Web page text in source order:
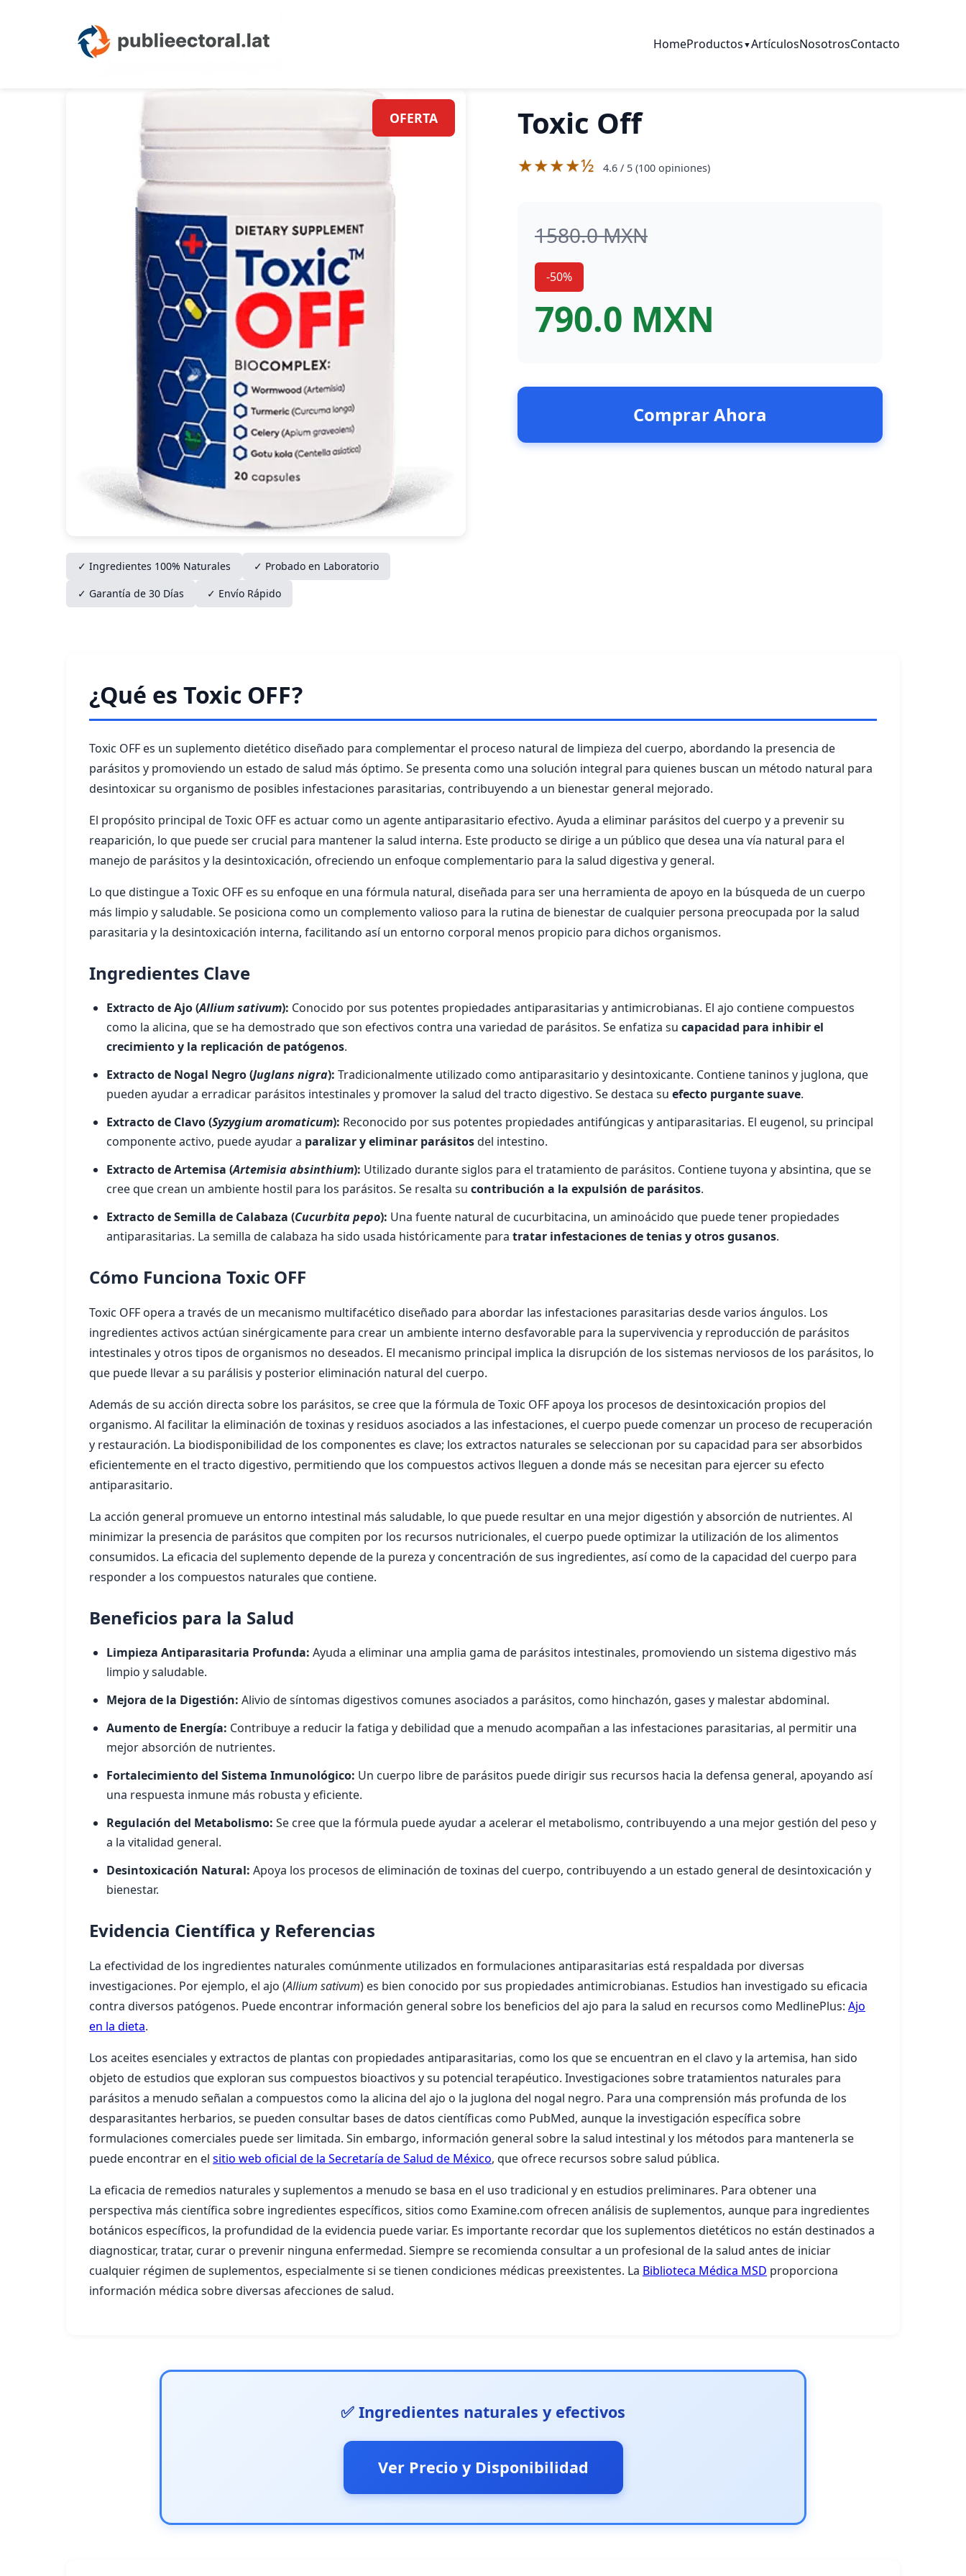
HomeProductos ▼ArtículosNosotrosContacto
OFERTA
✓ Ingredientes 100% Naturales
✓ Probado en Laboratorio
✓ Garantía de 30 Días
✓ Envío Rápido
Toxic Off
★★★★½ 4.6 / 5 (100 opiniones)
1580.0 MXN
-50%
790.0 MXN
Comprar Ahora
¿Qué es Toxic OFF?
Toxic OFF es un suplemento dietético diseñado para complementar el proceso natural de limpieza del cuerpo, abordando la presencia de
parásitos y promoviendo un estado de salud más óptimo. Se presenta como una solución integral para quienes buscan un método natural para
desintoxicar su organismo de posibles infestaciones parasitarias, contribuyendo a un bienestar general mejorado.
El propósito principal de Toxic OFF es actuar como un agente antiparasitario efectivo. Ayuda a eliminar parásitos del cuerpo y a prevenir su
reaparición, lo que puede ser crucial para mantener la salud interna. Este producto se dirige a un público que desea una vía natural para el
manejo de parásitos y la desintoxicación, ofreciendo un enfoque complementario para la salud digestiva y general.
Lo que distingue a Toxic OFF es su enfoque en una fórmula natural, diseñada para ser una herramienta de apoyo en la búsqueda de un cuerpo
más limpio y saludable. Se posiciona como un complemento valioso para la rutina de bienestar de cualquier persona preocupada por la salud
parasitaria y la desintoxicación interna, facilitando así un entorno corporal menos propicio para dichos organismos.
Ingredientes Clave
Extracto de Ajo (Allium sativum): Conocido por sus potentes propiedades antiparasitarias y antimicrobianas. El ajo contiene compuestos
como la alicina, que se ha demostrado que son efectivos contra una variedad de parásitos. Se enfatiza su capacidad para inhibir el
crecimiento y la replicación de patógenos.
Extracto de Nogal Negro (Juglans nigra): Tradicionalmente utilizado como antiparasitario y desintoxicante. Contiene taninos y juglona, que
pueden ayudar a erradicar parásitos intestinales y promover la salud del tracto digestivo. Se destaca su efecto purgante suave.
Extracto de Clavo (Syzygium aromaticum): Reconocido por sus potentes propiedades antifúngicas y antiparasitarias. El eugenol, su principal
componente activo, puede ayudar a paralizar y eliminar parásitosdel intestino.
Extracto de Artemisa (Artemisia absinthium): Utilizado durante siglos para el tratamiento de parásitos. Contiene tuyona y absintina, que se
cree que crean un ambiente hostil para los parásitos. Se resalta su contribución a la expulsión de parásitos.
Extracto de Semilla de Calabaza (Cucurbita pepo): Una fuente natural de cucurbitacina, un aminoácido que puede tener propiedades
antiparasitarias. La semilla de calabaza ha sido usada históricamente para tratar infestaciones de tenias y otros gusanos.
Cómo Funciona Toxic OFF
Toxic OFF opera a través de un mecanismo multifacético diseñado para abordar las infestaciones parasitarias desde varios ángulos. Los
ingredientes activos actúan sinérgicamente para crear un ambiente interno desfavorable para la supervivencia y reproducción de parásitos
intestinales y otros tipos de organismos no deseados. El mecanismo principal implica la disrupción de los sistemas nerviosos de los parásitos, lo
que puede llevar a su parálisis y posterior eliminación natural del cuerpo.
Además de su acción directa sobre los parásitos, se cree que la fórmula de Toxic OFF apoya los procesos de desintoxicación propios del
organismo. Al facilitar la eliminación de toxinas y residuos asociados a las infestaciones, el cuerpo puede comenzar un proceso de recuperación
y restauración. La biodisponibilidad de los componentes es clave; los extractos naturales se seleccionan por su capacidad para ser absorbidos
eficientemente en el tracto digestivo, permitiendo que los compuestos activos lleguen a donde más se necesitan para ejercer su efecto
antiparasitario.
La acción general promueve un entorno intestinal más saludable, lo que puede resultar en una mejor digestión y absorción de nutrientes. Al
minimizar la presencia de parásitos que compiten por los recursos nutricionales, el cuerpo puede optimizar la utilización de los alimentos
consumidos. La eficacia del suplemento depende de la pureza y concentración de sus ingredientes, así como de la capacidad del cuerpo para
responder a los compuestos naturales que contiene.
Beneficios para la Salud
Limpieza Antiparasitaria Profunda: Ayuda a eliminar una amplia gama de parásitos intestinales, promoviendo un sistema digestivo más
limpio y saludable.
Mejora de la Digestión: Alivio de síntomas digestivos comunes asociados a parásitos, como hinchazón, gases y malestar abdominal.
Aumento de Energía: Contribuye a reducir la fatiga y debilidad que a menudo acompañan a las infestaciones parasitarias, al permitir una
mejor absorción de nutrientes.
Fortalecimiento del Sistema Inmunológico: Un cuerpo libre de parásitos puede dirigir sus recursos hacia la defensa general, apoyando así
una respuesta inmune más robusta y eficiente.
Regulación del Metabolismo: Se cree que la fórmula puede ayudar a acelerar el metabolismo, contribuyendo a una mejor gestión del peso y
a la vitalidad general.
Desintoxicación Natural: Apoya los procesos de eliminación de toxinas del cuerpo, contribuyendo a un estado general de desintoxicación y
bienestar.
Evidencia Científica y Referencias
La efectividad de los ingredientes naturales comúnmente utilizados en formulaciones antiparasitarias está respaldada por diversas
investigaciones. Por ejemplo, el ajo (Allium sativum) es bien conocido por sus propiedades antimicrobianas. Estudios han investigado su eficacia
contra diversos patógenos. Puede encontrar información general sobre los beneficios del ajo para la salud en recursos como MedlinePlus: Ajo
en la dieta.
Los aceites esenciales y extractos de plantas con propiedades antiparasitarias, como los que se encuentran en el clavo y la artemisa, han sido
objeto de estudios que exploran sus compuestos bioactivos y su potencial terapéutico. Investigaciones sobre tratamientos naturales para
parásitos a menudo señalan a compuestos como la alicina del ajo o la juglona del nogal negro. Para una comprensión más profunda de los
desparasitantes herbarios, se pueden consultar bases de datos científicas como PubMed, aunque la investigación específica sobre
formulaciones comerciales puede ser limitada. Sin embargo, información general sobre la salud intestinal y los métodos para mantenerla se
puede encontrar en el sitio web oficial de la Secretaría de Salud de México, que ofrece recursos sobre salud pública.
La eficacia de remedios naturales y suplementos a menudo se basa en el uso tradicional y en estudios preliminares. Para obtener una
perspectiva más científica sobre ingredientes específicos, sitios como Examine.com ofrecen análisis de suplementos, aunque para ingredientes
botánicos específicos, la profundidad de la evidencia puede variar. Es importante recordar que los suplementos dietéticos no están destinados a
diagnosticar, tratar, curar o prevenir ninguna enfermedad. Siempre se recomienda consultar a un profesional de la salud antes de iniciar
cualquier régimen de suplementos, especialmente si se tienen condiciones médicas preexistentes. La Biblioteca Médica MSD proporciona
información médica sobre diversas afecciones de salud.
✅ Ingredientes naturales y efectivos
Ver Precio y Disponibilidad